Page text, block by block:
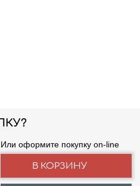
Или оформите покупку on-line